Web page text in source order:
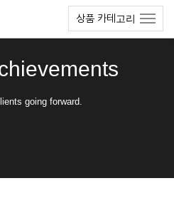
상품 카테고리
going forward.